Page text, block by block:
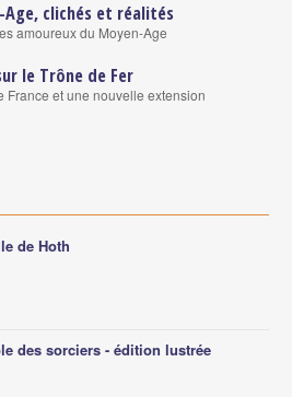
Age, clichés et réalités
amoureux du Moyen-Age
le Trône de Fer
France et une nouvelle extension
de Hoth
des sorciers - édition lustrée